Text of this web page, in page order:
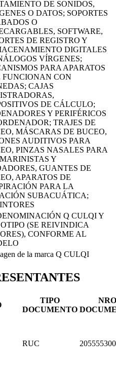
DE SONIDOS,
O DATOS; SOPORTES
O
SOFTWARE,
DE REGISTRO Y
DIGITALES
VÍRGENES;
PARA APARATOS
FUNCIONAN CON
CAJAS
DE CÁLCULO;
Y PERIFÉRICOS
TRAJES DE
MÁSCARAS DE BUCEO,
AUDITIVOS PARA
PINZAS NASALES PARA
Y
GUANTES DE
APARATOS DE
PARA LA
SUBACUÁTICA;
Q CULQI Y
(SE REIVINDICA
CONFORME AL
TIPO
DOCUMENTO
NRO
RUC